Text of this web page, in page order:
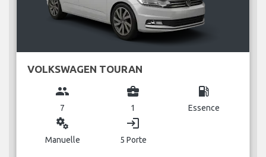
VOLKSWAGEN TOURAN
group
7
business_center
1
local_gas_station
Essence
miscellaneous_services
Manuelle
login
5 Porte